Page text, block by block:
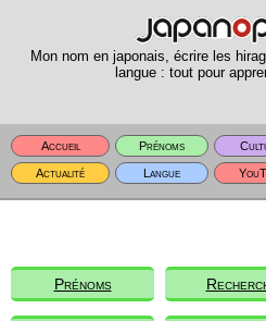
Mon nom en japonais, écrire les
langue : tout pour
Accueil Prénoms
Actualité
Langue
Prénoms